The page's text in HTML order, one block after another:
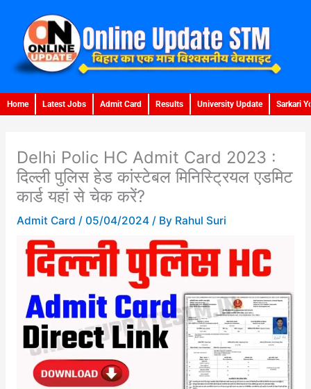
content
Home Latest Jobs Admit Card Results University Update Sarkari
Delhi Polic HC Admit Card 2023 :
दिल्ली पुलिस हेड कांस्टेबल मिनिस्ट्रियल एडमिट
कार्ड यहां से चेक करें?
Admit Card / 05/04/2024 / By Rahul Suri